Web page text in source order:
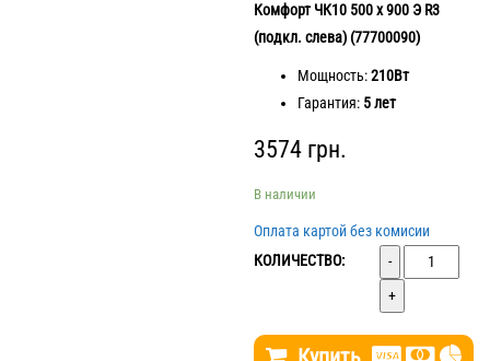
Комфорт ЧК10 500 х 900 Э R3
(подкл. слева) (77700090)
Мощность:210Вт
Гарантия: 5 лет
3574 грн.
В наличии
Оплата картой без комисии
КОЛИЧЕСТВО:
Количество